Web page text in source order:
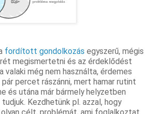
fordított gondolkozás egyszerű, mégis
megismertetni és az érdeklődést
valaki még nem használta, érdemes
percet rászánni, mert hamar rutint
és utána már bármely helyzetben
Kezdhetünk pl. azzal, hogy